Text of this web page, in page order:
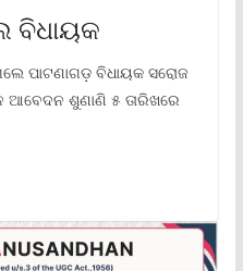
ବିଧାୟକ
ପାଟଣାଗଡ଼ ବିଧାୟକ ସରୋଜ
ଆବେଦନ ଶୁଣାଣି ୫ ତାରିଖରେ